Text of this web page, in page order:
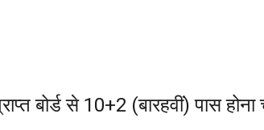
बोर्ड से 10+2 (बारहवीं) पास